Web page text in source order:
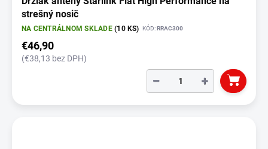
strešný nosič
NA CENTRÁLNOM SKLADE(10 KS) KÓD:RRAC300
€46,90
(€38,13 bez DPH)
+
−